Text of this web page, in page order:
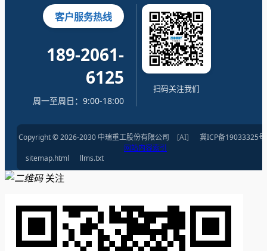
客户服务热线
189-2061-
6125
周一至周日：9:00-18:00
扫码关注我们
Copyright © 2026-2030 中瑞重工股份有限公司 [AI]
冀ICP备19033325
网站内容索引
sitemap.html
llms.txt
关注